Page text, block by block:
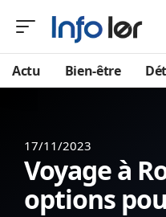
Actu Bien-être
17/11/2023
Voyage à
options